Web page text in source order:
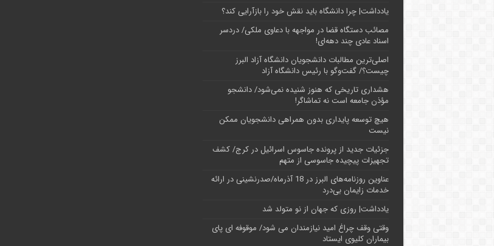
یادداشت| چرا دانشگاه باید نقش خود را بازآرایی کند؟
مصائب دستگاه قضا در مواجهه با دعاوی ملکی/ دردسر
اسناد عادی چند‌ دهه‌ای!
اصلی‌ترین مطالبات دانشجویان دانشگاه آزاد البرز
چیست؟/ گفت‌وگو با رئیس دانشگاه آز‌اد
هشداری تاریخی که هنوز شنیده نمی‌شود/ دانشجو
مؤذن جامعه است نه تماشاگر!
هیچ توسعه پایداری بدون همراهی دانشجویان ممکن
نیست
جزئیات جدید از پرونده جاسوس اسرائیل در کرج/‌ کشف
تجهیزات پیچیده جاسوسی از متهم
عناوین روزنامه‌های البرز در ‌18 آذرماه/صدرنشینی در ارائه
خدمات زایمان بی‌درد
یادداشت| روزی که جهان از نو متولد شد
وقتی وقف چراغ امید نیازمندان می شود/ موقوفه ای پای
بیماران کلیوی ایستاد